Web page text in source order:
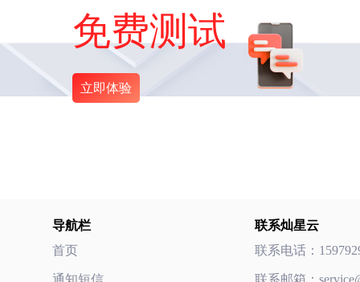
免费测试
立即体验
导航栏
首页
联系灿星云
联系电话：